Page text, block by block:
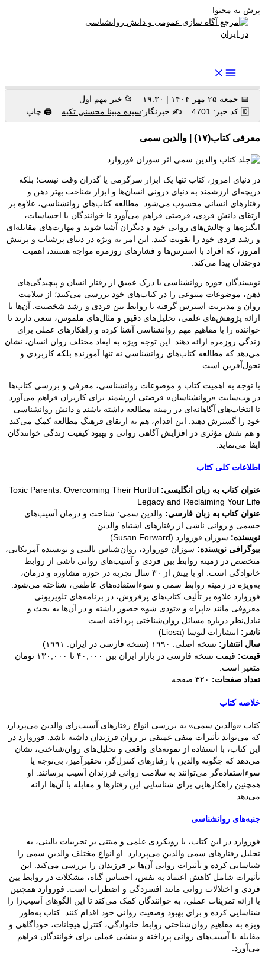
پرش به محتوا
📅 جمعه ۲۵ مهر ۱۴۰۴ | ۱۹:۳۰
📂 خبر مهم اول
🆔 کد خبر: 4701
✍️ خبرنگار:سیده مبینا محسنی تکیه 🖨 چاپ
معرفی کتاب(۱۷) | والدین سمی
در دنیای امروز، کتاب تنها یک ابزار سرگرمی یا گذران وقت نیست؛ بلکه
دریچه‌ای ارزشمند به دنیای درونی انسان‌ها و ابزار شناخت بهتر ذهن و
رفتارهای انسانی محسوب می‌شود. مطالعه کتاب‌های روانشناسی، علاوه بر
ارتقای دانش فردی، فرصتی فراهم می‌آورد تا خوانندگان با احساسات،
انگیزه‌ها و چالش‌های روانی خود و دیگران آشنا شوند و مهارت‌های مقابله‌ای
و رشد فردی خود را تقویت کنند. این امر به ویژه در دنیای پرشتاب و پرتنش
امروز، که افراد با استرس‌ها و فشارهای روزمره مواجه هستند، اهمیت
دوچندان پیدا می‌کند.
نویسندگان حوزه روانشناسی با درک عمیق از رفتار انسان و پیچیدگی‌های
ذهن، موضوعات متنوعی را در کتاب‌های خود بررسی می‌کنند؛ از سلامت
روان و مدیریت استرس گرفته تا روابط بین فردی و رشد شخصیت. آن‌ها با
ارائه پژوهش‌های علمی، تحلیل‌های دقیق و مثال‌های ملموس، سعی دارند تا
خواننده را با مفاهیم مهم روانشناسی آشنا کرده و راهکارهای عملی برای
زندگی روزمره ارائه دهند. این توجه ویژه به ابعاد مختلف روان انسان، نشان
می‌دهد که مطالعه کتاب‌های روانشناسی نه تنها آموزنده بلکه کاربردی و
تحول‌آفرین است.
با توجه به اهمیت کتاب و موضوعات روانشناسی، معرفی و بررسی کتاب‌ها
در وب‌سایت «روانشناسان» فرصتی ارزشمند برای کاربران فراهم می‌آورد
تا انتخاب‌های آگاهانه‌ای در زمینه مطالعه داشته باشند و دانش روانشناسی
خود را گسترش دهند. این اقدام، هم به ارتقای فرهنگ مطالعه کمک می‌کند
و هم نقش مؤثری در افزایش آگاهی روانی و بهبود کیفیت زندگی خوانندگان
ایفا می‌نماید.
اطلاعات کلی کتاب
عنوان کتاب به زبان انگلیسی: Toxic Parents: Overcoming Their Hurtful
Legacy and Reclaiming Your Life
عنوان کتاب به زبان فارسی: والدین سمی: شناخت و درمان آسیب‌های
جسمی و روانی ناشی از رفتارهای اشتباه والدین
نویسنده: سوزان فوروارد (Susan Forward)
بیوگرافی نویسنده: سوزان فوروارد، روان‌شناس بالینی و نویسنده آمریکایی،
متخصص در زمینه روابط بین فردی و آسیب‌های روانی ناشی از روابط
خانوادگی است. او با بیش از ۳۰ سال تجربه در حوزه مشاوره و درمان،
به‌ویژه در زمینه روابط سمی و سوءاستفاده‌های عاطفی، شناخته می‌شود.
فوروارد علاوه بر تألیف کتاب‌های پرفروش، در برنامه‌های تلویزیونی
معروفی مانند «اپرا» و «تودی شو» حضور داشته و در آن‌ها به بحث و
تبادل‌نظر درباره مسائل روان‌شناختی پرداخته است.
ناشر: انتشارات لیوسا (Liosa)
سال انتشار: نسخه اصلی: ۱۹۹۰ (نسخه فارسی در ایران: ۱۹۹۱)
قیمت:
قیمت نسخه فارسی در بازار ایران بین ۴۰,۰۰۰ تا ۱۳۰,۰۰۰ تومان
متغیر است.
تعداد صفحات:
خلاصه کتاب
کتاب «والدین سمی» به بررسی انواع رفتارهای آسیب‌زای والدین می‌پردازد
که می‌تواند تأثیرات منفی عمیقی بر روان فرزندان داشته باشد. فوروارد در
این کتاب، با استفاده از نمونه‌های واقعی و تحلیل‌های روان‌شناختی، نشان
می‌دهد که چگونه والدین با رفتارهای کنترل‌گر، تحقیرآمیز، بی‌توجه یا
سوءاستفاده‌گر می‌توانند به سلامت روانی فرزندان آسیب برسانند. او
همچنین راهکارهایی برای شناسایی این رفتارها و مقابله با آن‌ها ارائه
می‌دهد.
جنبه‌های روانشناسی
فوروارد در این کتاب، با رویکردی علمی و مبتنی بر تجربیات بالینی، به
تحلیل رفتارهای سمی والدین می‌پردازد. او انواع مختلف والدین سمی را
شناسایی کرده و تأثیرات روانی آن‌ها بر فرزندان را بررسی می‌کند. این
تأثیرات شامل کاهش اعتماد به نفس، احساس گناه، مشکلات در روابط بین
فردی و اختلالات روانی مانند افسردگی و اضطراب است. فوروارد همچنین
با ارائه تمرینات عملی، به خوانندگان کمک می‌کند تا این الگوهای آسیب‌زا را
شناسایی کرده و برای بهبود وضعیت روانی خود اقدام کنند. کتاب به‌طور
ویژه به مفاهیم روان‌شناختی روابط خانوادگی، کنترل هیجانات، خودآگاهی و
مقابله با آسیب‌های روانی پرداخته و بینشی عملی برای خوانندگان فراهم
می‌آورد.